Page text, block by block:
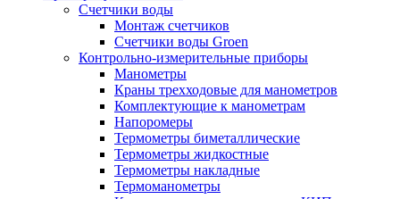
Счетчики воды
Монтаж счетчиков
Счетчики воды Groen
Контрольно-измерительные приборы
Манометры
Краны трехходовые для манометров
Комплектующие к манометрам
Напоромеры
Термометры биметаллические
Термометры жидкостные
Термометры накладные
Термоманометры